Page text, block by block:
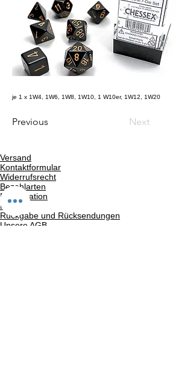
je 1 x 1W4, 1W6, 1W8, 1W10, 1 W10er, 1W12, 1W20
Previous Next
Versand
Kontaktformular
Widerrufsrecht
Bezahlarten
Reklamation
FAQ
Rückgabe und Rücksendungen
Unsere AGB